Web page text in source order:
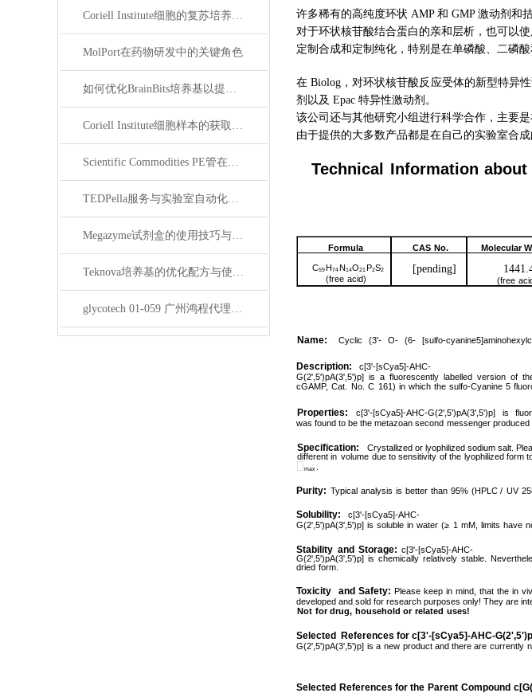
Coriell Institute细胞的复苏培养与质量控制规范
MolPort在药物研发中的关键角色
如何优化BrainBits培养基以提高实验效果？
Coriell Institute细胞样本的获取与应用指南
Scientific Commodities PE管在环保实验中的作用
TEDPella服务与实验室自动化设备的整合
Megazyme试剂盒的使用技巧与实验优化方法
Teknova培养基的优化配方与使用技巧
glycotech 01-059 广州鸿程代理：开启糖生物学研究新征程
许多稀有的高纯度环状 AMP 和 GMP 激动剂和
对于环状核苷酸结合蛋白的亲和层析，也可以
定制合成和定制纯化 ，特别是在单磷酸、二磷
在 Biolog，对环状核苷酸反应受体的新型特异
剂以及 Epac 特异性激动剂。
该公司还与其他研究小组进行科学合作，主要
由于提供的大多数产品都是在自己的实验室合
Technical Information about
Formula CAS No. Molecular
C59H74N14O21 P2S2
(free acid)
[pending]
(free
Name: Cyclic (3'- O- (6- [sulfo-
Description:
c[3'-[sCya5]-AHC-
G(2',5')pA(3',5')p] is a fluorescently labelled version of
cGAMP, Cat. No. C 161) in which the sulfo-Cyanine 5
Properties: c[3'-[sCya5]-AHC-G(2',5')pA(3',5')p] is
was found to be the metazoan second messenger produced
Specification: Crystallized or lyophilized sodium salt.
different in volume due to sensitivity of the lyophilized form
max
Purity: Typical analysis is better than 95% (HPLC / UV
Solubility:
c[3'-[sCya5]-AHC-
G(2',5')pA(3',5')p] is soluble in water (≥ 1 mM, limits have
Stability and Storage: c[3'-[sCya5]-AHC-
G(2',5')pA(3',5')p] is chemically relatively stable.
dried form.
Toxicity and Safety: Please keep in mind, that the in
developed and sold for research purposes only! They are
Not for drug, household or related uses!
Selected References for c[3'-[sCya5]-AHC-
G(2',5')pA(3',5')p] is a new product and there are currently
Selected References for the Parent Compound